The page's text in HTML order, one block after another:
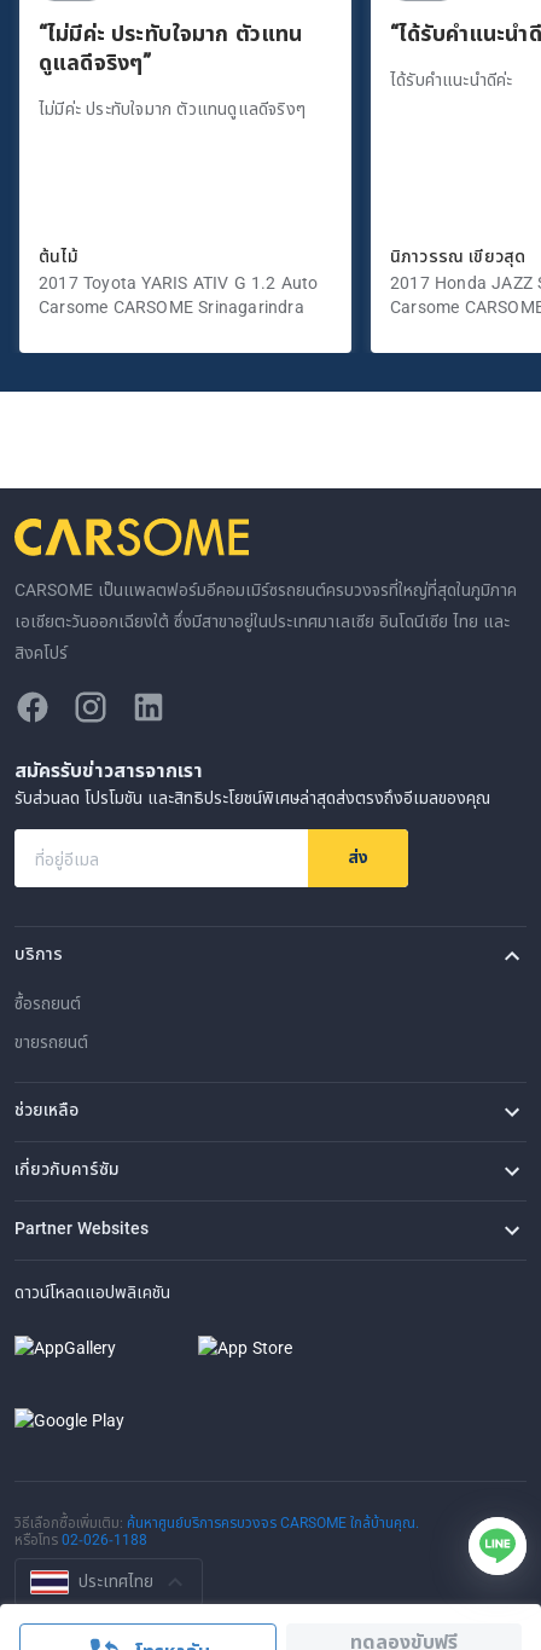
ทดลองขับฟรี
“ไม่มีค่ะ ประทับใจมาก ตัวแทน
ดูแลดีจริงๆ”
ไม่มีค่ะ ประทับใจมาก ตัวแทนดูแลดีจริงๆ
ต้นไม้
2017 Toyota YARIS ATIV G 1.2 Auto
Carsome CARSOME Srinagarindra
“ได้รับคำแนะนำ
ได้รับคำแนะนำดีค่ะ
นิภาวรรณ เขียวสุด
2017 Honda JAZZ
Carsome
CARSOME เป็นแพลตฟอร์มอีคอมเมิร์ซรถยนต์ครบวงจรที่ใหญ่ที่สุดในภูมิภาค
เอเชียตะวันออกเฉียงใต้ ซึ่งมีสาขาอยู่ในประเทศมาเลเซีย อินโดนีเซีย ไทย และ
สิงคโปร์
สมัครรับข่าวสารจากเรา
รับส่วนลด โปรโมชัน และสิทธิประโยชน์พิเศษล่าสุดส่งตรงถึงอีเมลของคุณ
ที่อยู่อีเมล ส่ง
บริการ
ซื้อรถยนต์
ขายรถยนต์
ช่วยเหลือ
คำถามที่พบบ่อย
ติดต่อเรา
ที่ตั้งของเรา
เกี่ยวกับคาร์ซัม
เรื่องราวของเรา
ซื้อรถจาก CARSOME
บทความ
การแจ้งเบาะแส
ร่วมงานกับเรา
Partner Websites
AutoFun
One2Car
AutoSpinn
CarTimes
ดาวน์โหลดแอปพลิเคชัน
วิธีเลือกซื้อเพิ่มเติม: ค้นหาศูนย์บริการครบวงจร CARSOME ใกล้บ้านคุณ.
หรือโทร02-026-1188
ประเทศไทย
© 2016-2025 CARSOME (THAILAND) CO., LTD.(105559096112) สงวน